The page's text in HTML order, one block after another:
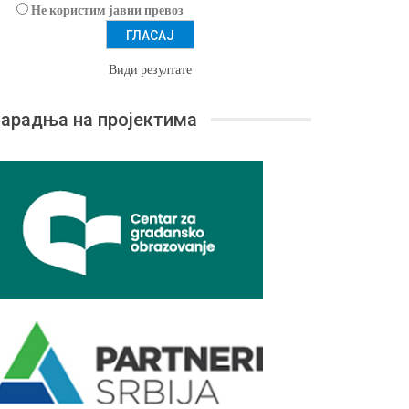
Не користим јавни превоз
Види резултате
на пројектима